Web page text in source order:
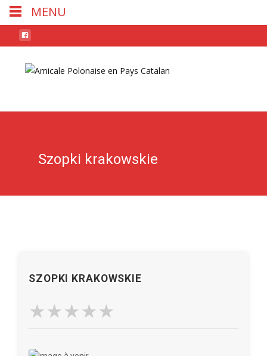
Szopki krakowskie
SZOPKI KRAKOWSKIE
MENU